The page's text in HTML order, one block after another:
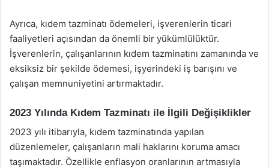
Ayrıca, kıdem tazminatı ödemeleri, işverenlerin ticari
faaliyetleri açısından da önemli bir yükümlülüktür.
İşverenlerin, çalışanlarının kıdem tazminatını zamanında ve
eksiksiz bir şekilde ödemesi, işyerindeki iş barışını ve
çalışan memnuniyetini artırmaktadır.
2023 Yılında Kıdem Tazminatı ile İlgili Değişiklikler
2023 yılı itibarıyla, kıdem tazminatında yapılan
düzenlemeler, çalışanların mali haklarını koruma amacı
taşımaktadır. Özellikle enflasyon oranlarının artmasıyla